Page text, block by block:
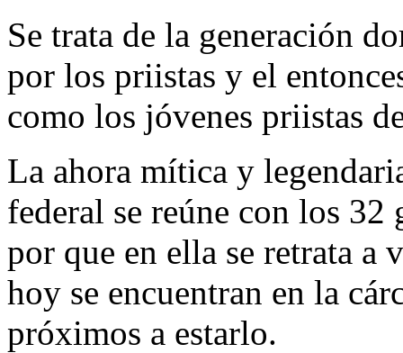
Se trata de la generación
por los priistas y el
como los jóvenes priistas
La ahora mítica y
federal se reúne con los 32
por que en ella se retrata a
hoy se encuentran en la
próximos a estarlo.